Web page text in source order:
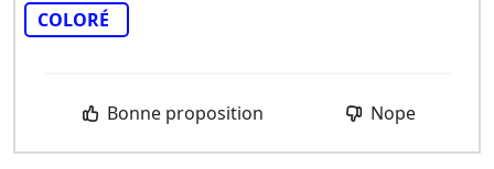
COLORÉ
Bonne proposition Nope